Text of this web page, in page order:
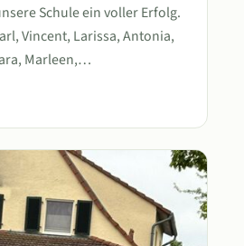
Schule ein voller Erfolg.
Vincent, Larissa, Antonia,
Marleen,…